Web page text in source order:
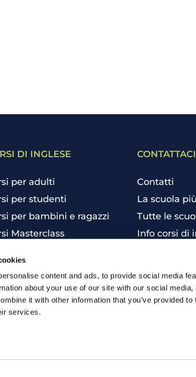
content and ads, to provide social media
about your use of our site with our social
it with other information that you’ve provided to
services.
DI INGLESE
per adulti
per studenti
per bambini e ragazzi
Masterclass
una certificazione
di inglese online
di inglese intensivo
CONTATTACI
Contatti
La scuola
Tutte le
Info corsi di